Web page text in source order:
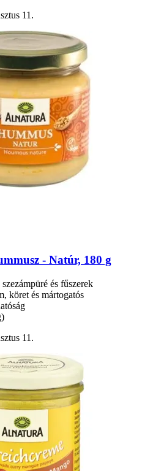
11.
-​ Natúr, 180 g
és fűszerek
köret és mártogatós
11.